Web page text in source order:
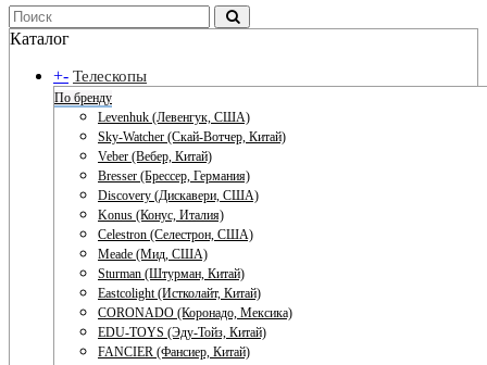
Каталог
+- Телескопы
По бренду
Levenhuk (Левенгук, США)
Sky-Watcher (Скай-Вотчер, Китай)
Veber (Вебер, Китай)
Bresser (Брессер, Германия)
Discovery (Дискавери, США)
Konus (Конус, Италия)
Celestron (Селестрон, США)
Meade (Мид, США)
Sturman (Штурман, Китай)
Eastcolight (Истколайт, Китай)
CORONADO (Коронадо, Мексика)
EDU-TOYS (Эду-Тойз, Китай)
FANCIER (Фансиер, Китай)